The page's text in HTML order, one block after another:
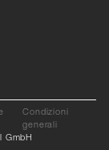
Condizioni
generali
GmbH